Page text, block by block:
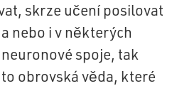
skrze učení posilovat
nebo i v některých
spoje, tak
obrovská věda, které